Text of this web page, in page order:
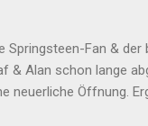
Fan &
& Alan schon lange
neuerliche Öffnung.